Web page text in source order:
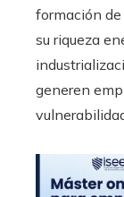
formación
su riqueza
generen